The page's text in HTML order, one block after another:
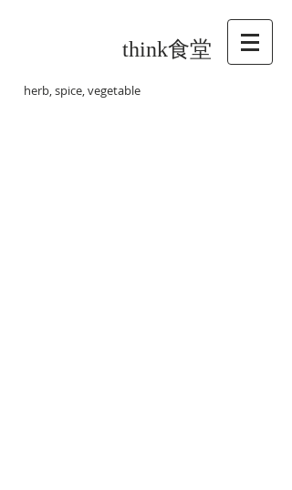
think食堂
herb, spice, vegetable